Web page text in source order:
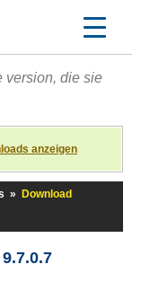
version, die sie
anzeigen
»
Download